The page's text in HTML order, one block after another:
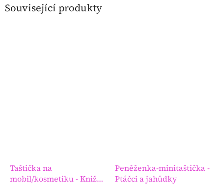
Související produkty
Taštička na
mobil/kosmetiku - Knižní
Peněženka-minitaštička -
Ptáčci a jahůdky